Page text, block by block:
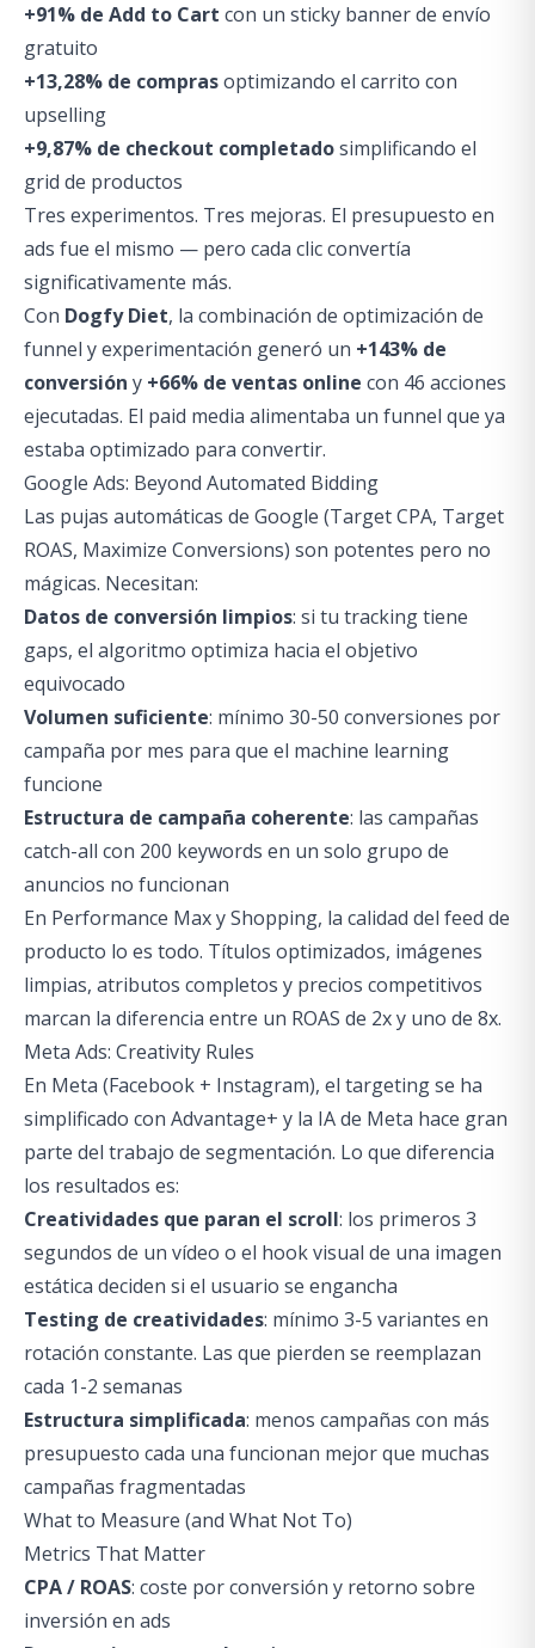
+91% de Add to Cart con un sticky banner de envío
gratuito
+13,28% de comprasoptimizando el carrito con
upselling
+9,87% de checkout completadosimplificando el
grid de productos
Tres experimentos. Tres mejoras. El presupuesto en
ads fue el mismo — pero cada clic convertía
significativamente más.
Con Dogfy Diet, la combinación de optimización de
funnel y experimentación generó un +143% de
conversión y +66% de ventas online con 46 acciones
ejecutadas. El paid media alimentaba un funnel que ya
estaba optimizado para convertir.
Google Ads: Beyond Automated Bidding
Las pujas automáticas de Google (Target CPA, Target
ROAS, Maximize Conversions) son potentes pero no
mágicas. Necesitan:
Datos de conversión limpios: si tu tracking tiene
gaps, el algoritmo optimiza hacia el objetivo
equivocado
Volumen suficiente: mínimo 30-50 conversiones por
campaña por mes para que el machine learning
funcione
Estructura de campaña coherente: las campañas
catch-all con 200 keywords en un solo grupo de
anuncios no funcionan
En Performance Max y Shopping, la calidad del feed de
producto lo es todo. Títulos optimizados, imágenes
limpias, atributos completos y precios competitivos
marcan la diferencia entre un ROAS de 2x y uno de 8x.
Meta Ads: Creativity Rules
En Meta (Facebook + Instagram), el targeting se ha
simplificado con Advantage+ y la IA de Meta hace gran
parte del trabajo de segmentación. Lo que diferencia
los resultados es:
Creatividades que paran el scroll: los primeros 3
segundos de un vídeo o el hook visual de una imagen
estática deciden si el usuario se engancha
Testing de creatividades: mínimo 3-5 variantes en
rotación constante. Las que pierden se reemplazan
cada 1-2 semanas
Estructura simplificada: menos campañas con más
presupuesto cada una funcionan mejor que muchas
campañas fragmentadas
What to Measure (and What Not To)
Metrics That Matter
CPA / ROAS: coste por conversión y retorno sobre
inversión en ads